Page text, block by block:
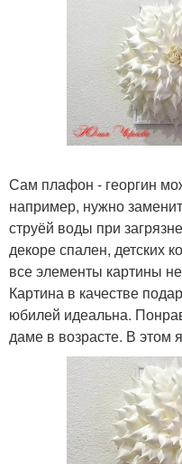
Сам плафон - георгин
например, нужно
струёй воды при
декоре спален, детских
все элементы картины
Картина в качестве
юбилей идеальна.
даме в возрасте. В этом